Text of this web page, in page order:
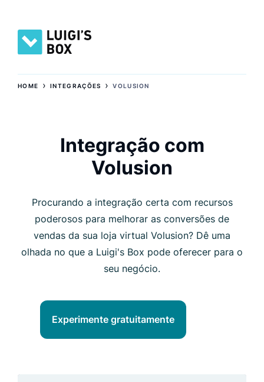
HOME ›INTEGRAÇÕES ›VOLUSION
Integração com
Volusion
Procurando a integração certa com recursos
poderosos para melhorar as conversões de
vendas da sua loja virtual Volusion? Dê uma
olhada no que a Luigi's Box pode oferecer para o
seu negócio.
Experimente gratuitamente